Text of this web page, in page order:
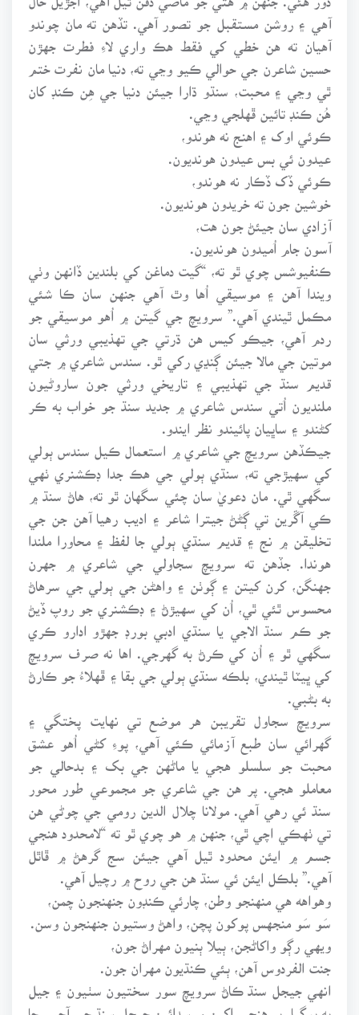
آهي ۽ روشن مستقبل جو تصور آهي. تڏهن ته مان چوندو
آهيان ته هن خطي کي فقط هڪ واري لاءِ فطرت جهڙن
حسين شاعرن جي حوالي ڪيو وڃي ته، دنيا مان نفرت ختم
ٿي وڃي ۽ محبت، سنڌو ڌارا جيئن دنيا جي هِن ڪنڊ کان
هُن ڪنڊ تائين ڦهلجي وڃي.
ڪوئي اوک ۽ اهنج نه هوندو،
ڪوئي ڏک ڏڪار نه هوندو،
آزادي سان جيئڻ جون هت،
آسون جام اُميدون هونديون.
ڪنفيوشس چوي ٿو ته، “گيت دماغن کي بلندين ڏانهن وٺي
ويندا آهن ۽ موسيقي اُها وٿ آهي جنهن سان ڪا شئي
مڪمل ٿيندي آهي.” سرويچ جي گيتن ۾ اُهو موسيقي جو
ردم آهي، جيڪو کيس هن ڌرتي جي تهذيبي ورثي سان
موتين جي مالا جيئن ڳنڍي رکي ٿو. سندس شاعري ۾ جتي
قديم سنڌ جي تهذيبي ۽ تاريخي ورثي جون ساروڻيون
ملنديون اُتي سندس شاعري ۾ جديد سنڌ جو خواب به ڪر
کڻندو ۽ ساڀيان پائيندو نظر ايندو.
جيڪڏهن سرويچ جي شاعري ۾ استعمال ڪيل سندس ٻولي
کي سهيڙجي ته، سنڌي ٻولي جي هڪ جدا ڊڪشنري ٺهي
سگهي ٿي. مان دعويٰ سان چئي سگهان ٿو ته، هاڻ سنڌ ۾
ڪي آڱرين تي ڳڻڻ جيترا شاعر ۽ اديب رهيا آهن جن جي
تخليقن ۾ نج ۽ قديم سنڌي ٻولي جا لفظ ۽ محاورا ملندا
هوندا. جڏهن ته سرويچ سجاولي جي شاعري ۾ جهرن
جهنگن، کرن کيتن ۽ ڳوٺن ۽ واهڻن جي ٻولي جي سرهاڻ
محسوس ٿئي ٿي، اُن کي سهيڙڻ ۽ ڊڪشنري جو روپ ڏيڻ
جو ڪم سنڌ الاجي يا سنڌي ادبي بورڊ جهڙو ادارو ڪري
سگهي ٿو ۽ اُن کي ڪرڻ به گهرجي. اها نه صرف سرويچ
کي ڀيٽا ٿيندي، بلڪه سنڌي ٻولي جي بقا ۽ ڦهلاءُ جو ڪارڻ
به بڻبي.
سرويچ سجاول تقريبن هر موضع تي نهايت پختگي ۽
گهرائي سان طبع آزمائي ڪئي آهي، پوءِ کڻي اُهو عشق
محبت جو سلسلو هجي يا ماڻهن جي بک ۽ بدحالي جو
معاملو هجي. پر هن جي شاعري جو مجموعي طور محور
سنڌ ئي رهي آهي. مولانا چلال الدين رومي جي چوڻي هن
تي ٺهڪي اچي ٿي، جنهن ۾ هو چوي ٿو ته “لامحدود هنجي
جسم ۾ ايئن محدود ٿيل آهي جيئن سج گرهڻ ۾ ڦاٿل
آهي.” بلڪل ايئن ئي سنڌ هن جي روح ۾ رچيل آهي.
وهواهه هي منهنجو وطن، چارئي ڪنڊون جنهنجون چمن،
سَو سَو منجهس پوکون پچن، واهڻ وستيون جنهنجون وسن.
ويهي رڳو واکاڻجن، ٻيلا ٻنيون مهراڻ جون،
جنت الفردوس آهن، ٻئي ڪنڌيون مهران جون.
انهي جيجل سنڌ ڪاڻ سرويچ سور سختيون سٺيون ۽ جيل
به ڀوڳيا، پر هنجي اکين ۾ سدائين جيجل سنڌ جي آجپي جا